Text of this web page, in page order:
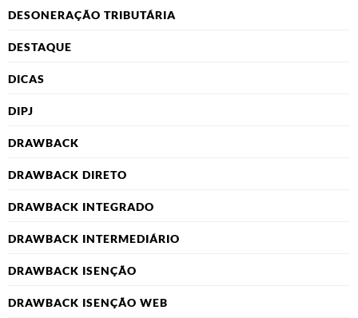
DESONERAÇÃO TRIBUTÁRIA
DESTAQUE
DICAS
DIPJ
DRAWBACK
DRAWBACK DIRETO
DRAWBACK INTEGRADO
DRAWBACK INTERMEDIÁRIO
DRAWBACK ISENÇÃO
DRAWBACK ISENÇÃO WEB